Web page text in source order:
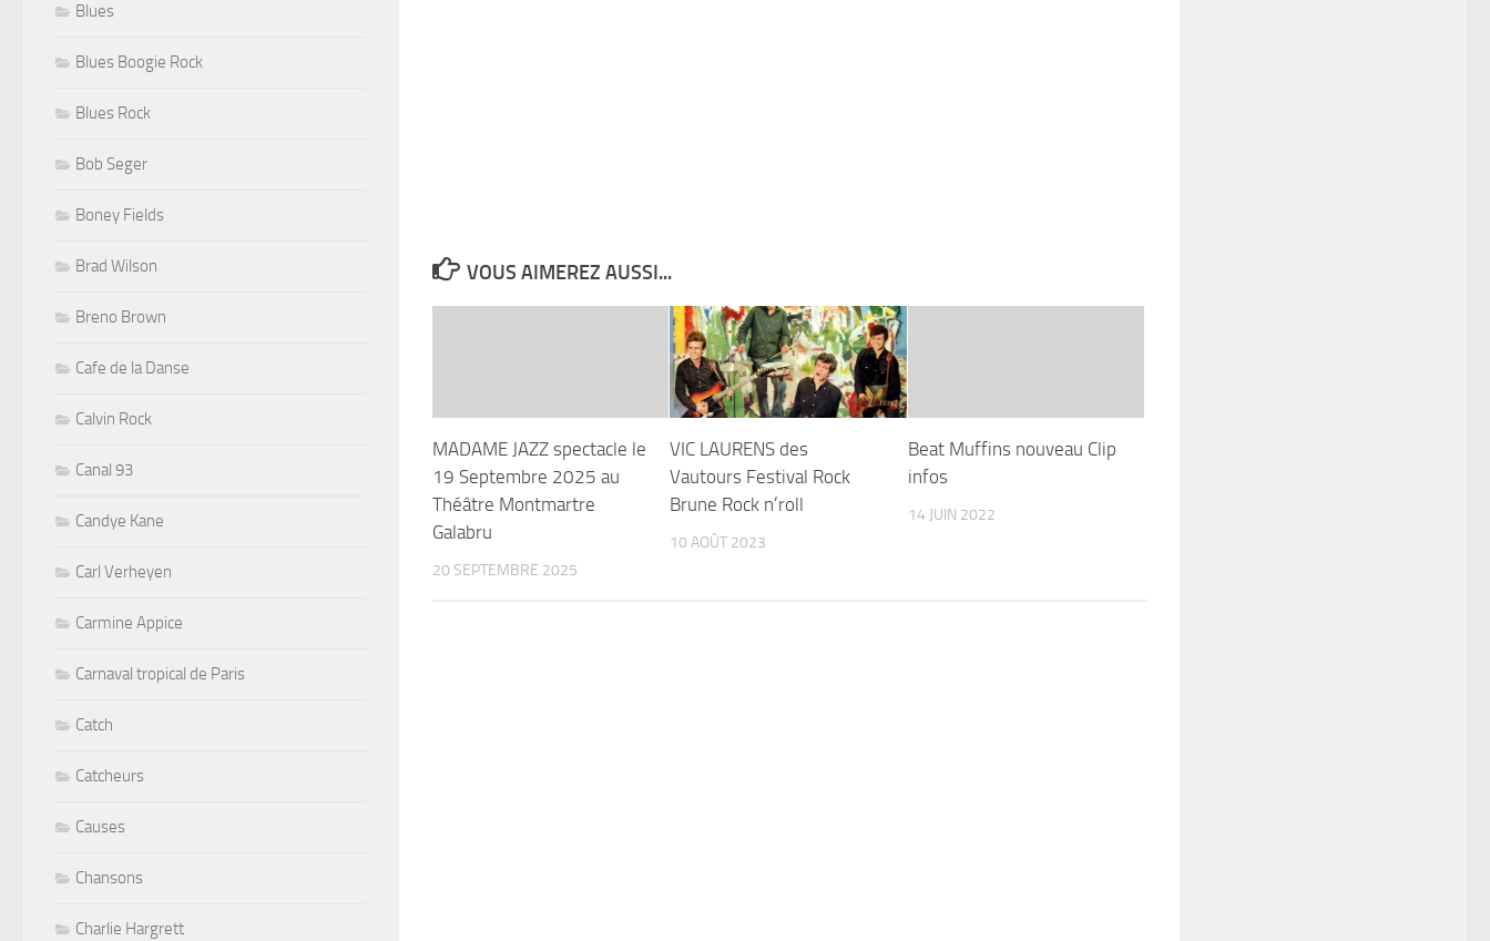
VOUS AIMEREZ AUSSI...
MADAME JAZZ spectacle le
19 Septembre 2025 au
Théâtre Montmartre
Galabru
20 SEPTEMBRE 2025
VIC LAURENS des
Vautours Festival Rock
Brune Rock n’roll
10 AOÛT 2023
Beat Muffins nouveau Clip
infos
14 JUIN 2022
Blues
Blues Boogie Rock
Blues Rock
Bob Seger
Boney Fields
Brad Wilson
Breno Brown
Cafe de la Danse
Calvin Rock
Canal 93
Candye Kane
Carl Verheyen
Carmine Appice
Carnaval tropical de Paris
Catch
Catcheurs
Causes
Chansons
Charlie Hargrett